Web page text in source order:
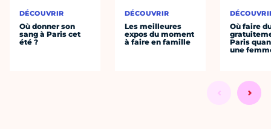
DÉCOUVRIR
Où donner son
sang à Paris cet
été ?
DÉCOUVRIR
Les meilleures
expos du moment
à faire en famille
Où faire
Paris
une